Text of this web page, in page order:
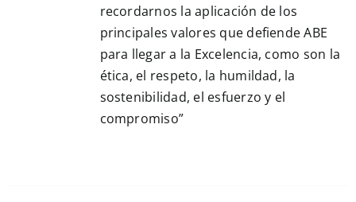
recordarnos la aplicación de los
principales valores que defiende ABE
para llegar a la Excelencia, como son la
ética, el respeto, la humildad, la
sostenibilidad, el esfuerzo y el
compromiso”